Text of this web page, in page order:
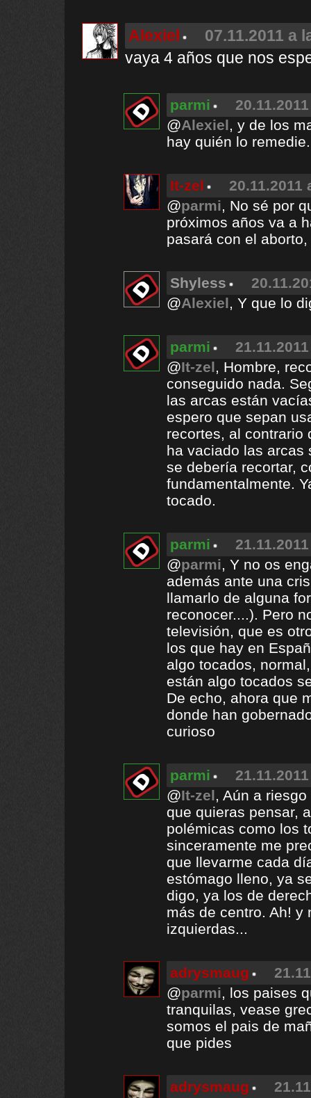
Alexiel
07.11.2011 a
vaya 4 años que nos
parmi
@Alexiel, y de los
hay quién lo remedie.
It-zel
20.11.2011
@parmi, No sé por
próximos años va a
pasará con el
Shyless
@Alexiel, Y que lo
parmi
@It-zel, Hombre,
conseguido nada.
las arcas están
espero que sepan
recortes, al contrario
ha vaciado las arcas
se debería recortar,
fundamentalmente.
tocado.
parmi
@parmi, Y no os
además ante una
llamarlo de alguna
reconocer....). Pero
televisión, que es
los que hay en
algo tocados,
están algo tocados
De echo, ahora que
donde han
curioso
parmi
@It-zel, Aún a
que quieras pensar,
polémicas como los
sinceramente me
que llevarme cada
estómago lleno, ya
digo, ya los de
más de centro. Ah! y
izquierdas...
adrysmaug
@parmi, los paises
tranquilas, vease
somos el pais de
que pides
adrysmaug